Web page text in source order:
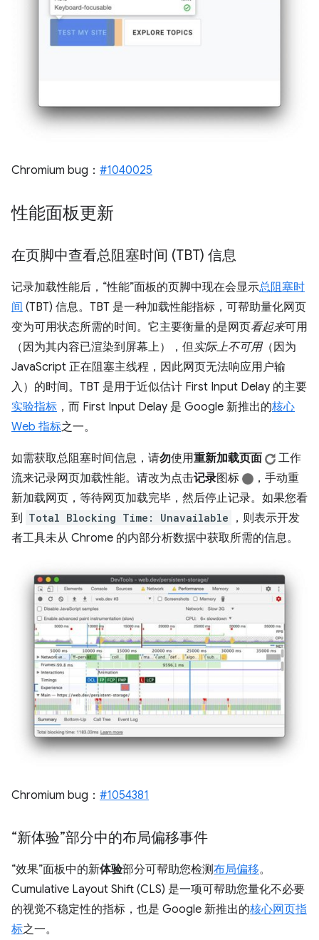
Chromium bug： #1040025
性能面板更新
在页脚中查看总阻塞时间 (TBT) 信息
记录加载性能后，“性能”面板的页脚中现在会显示总阻塞时
间 (TBT) 信息。TBT 是一种加载性能指标，可帮助量化网页
变为可用状态所需的时间。它主要衡量的是网页看起来可用
（因为其内容已渲染到屏幕上），但实际上不可用（因为
JavaScript 正在阻塞主线程，因此网页无法响应用户输
入）的时间。TBT 是用于近似估计 First Input Delay 的主要
实验指标 ，而 First Input Delay 是 Google 新推出的核心
Web 指标之一。
如需获取总阻塞时间信息，请勿使用重新加载页面
工作
流来记录网页加载性能。请改为点击记录图标
，手动重
新加载网页，等待网页加载完毕，然后停止记录。如果您看
到 Total Blocking Time: Unavailable
，则表示开发
者工具未从 Chrome 的内部分析数据中获取所需的信息。
Chromium bug： #1054381
“新体验”部分中的布局偏移事件
“效果”面板中的新体验部分可帮助您检测布局偏移。
Cumulative Layout Shift (CLS) 是一项可帮助您量化不必要
的视觉不稳定性的指标，也是 Google 新推出的核心网页指
标之一。